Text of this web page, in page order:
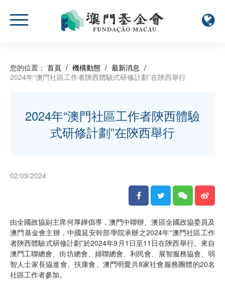
您的位置： 首頁 / 機構動態 / 最新消息 /
2024年“澳門社區工作者陝西體驗式研修計劃”在陝西舉行
2024年“澳門社區工作者陝西體驗
式研修計劃”在陝西舉行
02/09/2024
由全國政協副主席何厚鏵倡導，澳門中聯辦、澳區全國政協委員及
澳門基金會主辦，中國延安幹部學院承辦之2024年“澳門社區工作
者陝西體驗式研修計劃”於2024年9月1日至11日在陝西舉行。來自
澳門工聯總會、街坊總會、婦聯總會、利民會、展智服務協會、弱
智人士家長協進會、扶康會、澳門明愛共8家社會服務團體的20名
社區工作者參加。